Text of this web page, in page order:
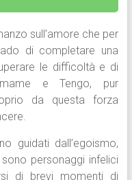
sull’amore che per
di completare una
le difficoltà e di
e Tengo, pur
da questa forza
guidati dall’egoismo,
personaggi infelici
di brevi momenti di